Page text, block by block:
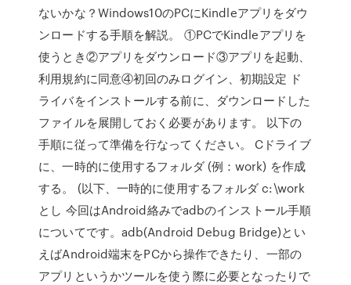
ないかな？Windows10のPCにKindleアプリをダウ
ンロードする手順を解説。 ①PCでKindleアプリを
使うとき②アプリをダウンロード③アプリを起動、
利用規約に同意④初回のみログイン、初期設定 ド
ライバをインストールする前に、ダウンロードした
ファイルを展開しておく必要があります。 以下の
手順に従って準備を行なってください。 Cドライブ
に、一時的に使用するフォルダ (例：work) を作成
する。 (以下、一時的に使用するフォルダ c:\work
とし 今回はAndroid絡みでadbのインストール手順
についてです。adb(Android Debug Bridge)とい
えばAndroid端末をPCから操作できたり、一部の
アプリというかツールを使う際に必要となったりで